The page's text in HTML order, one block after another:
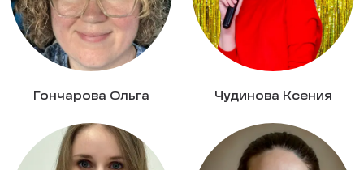
Гончарова Ольга Чудинова Ксения